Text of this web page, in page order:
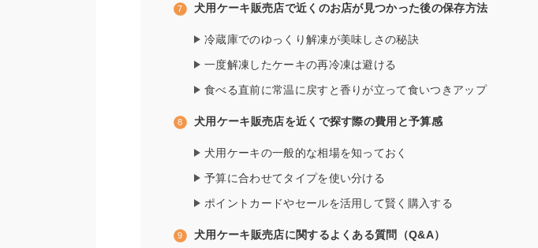
犬用ケーキ販売店で近くのお店が見つかった後の保存方法
冷蔵庫でのゆっくり解凍が美味しさの秘訣
一度解凍したケーキの再冷凍は避ける
食べる直前に常温に戻すと香りが立って食いつきアップ
犬用ケーキ販売店を近くで探す際の費用と予算感
犬用ケーキの一般的な相場を知っておく
予算に合わせてタイプを使い分ける
ポイントカードやセールを活用して賢く購入する
犬用ケーキ販売店に関するよくある質問（Q&A）